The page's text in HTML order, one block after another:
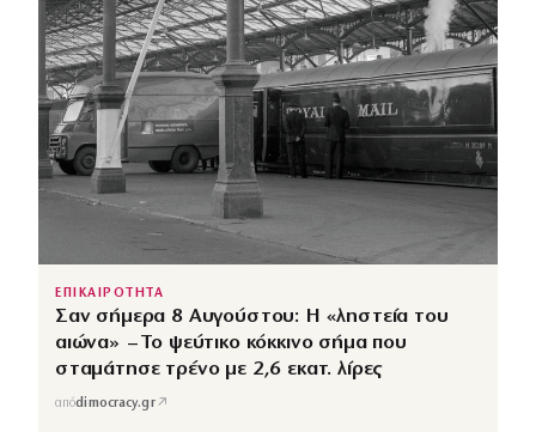
ΕΠΙΚΑΙΡΟΤΗΤΑ
Σαν σήμερα 8 Αυγούστου: Η «ληστεία του
αιώνα» – Το ψεύτικο κόκκινο σήμα που
σταμάτησε τρένο με 2,6 εκατ. λίρες
απόdimocracy.gr↗